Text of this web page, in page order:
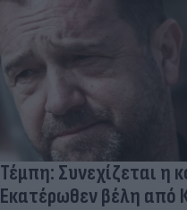
Τέμπη: Συνεχίζεται η
Εκατέρωθεν βέλη από